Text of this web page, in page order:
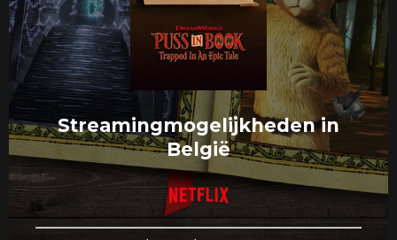
Streamingmogelijkheden in
België